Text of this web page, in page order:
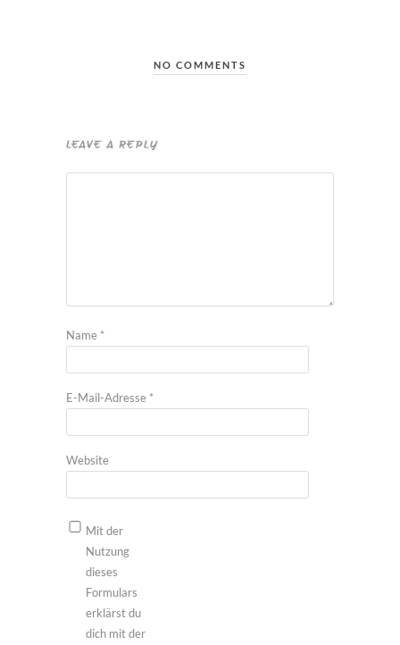
NO COMMENTS
LEAVE A REPLY
Name *
E-Mail-Adresse *
Website
Mit der
Nutzung
dieses
Formulars
erklärst du
dich mit der